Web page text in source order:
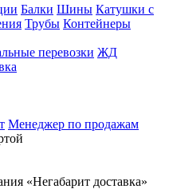
Балки Шины Катушки с
Трубы Контейнеры
перевозки ЖД
Менеджер по продажам
«Негабарит доставка»